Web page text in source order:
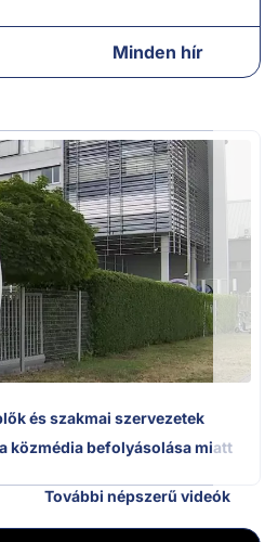
Minden hír
és szakmai szervezetek
közmédia befolyásolása miatt
További népszerű videók